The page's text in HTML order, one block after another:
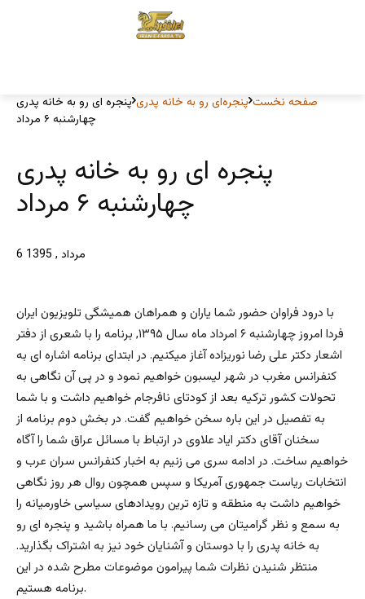
صفحه نخست پنجره‌ای رو به خانه پدری پنجره ای رو به خانه پدری
چهارشنبه ۶ مرداد
پنجره ای رو به خانه پدری
چهارشنبه ۶ مرداد
6 مرداد , 1395
با درود فراوان حضور شما یاران و همراهان همیشگی تلویزیون ایران
فردا امروز چهارشنبه ۶ امرداد ماه سال ۱۳۹۵, برنامه را با شعری از دفتر
اشعار دکتر علی رضا نوریزاده آغاز میکنیم. در ابتدای برنامه اشاره ای به
کنفرانس مغرب در شهر لیسبون خواهیم نمود و در پی آن نگاهی به
تحولات کشور ترکیه بعد از کودتای نافرجام خواهیم داشت و با شما
به تفصیل در این باره سخن خواهیم گفت. در بخش دوم برنامه از
سخنان آقای دکتر ایاد علاوی در ارتباط با مسائل عراق شما را آگاه
خواهیم ساخت. در ادامه سری می زنیم به اخبار کنفرانس سران عرب و
انتخابات ریاست جمهوری آمریکا و سپس همچون روال هر روز نگاهی
خواهیم داشت به منطقه و تازه ترین رویدادهای سیاسی خاورمیانه را
به سمع و نظر گرامیتان می رسانیم. با ما همراه باشید و پنجره ای رو
به خانه پدری را با دوستان و آشنایان خود نیز به اشتراک بگذارید.
منتظر شنیدن نظرات شما پیرامون موضوعات مطرح شده در این
برنامه هستیم.